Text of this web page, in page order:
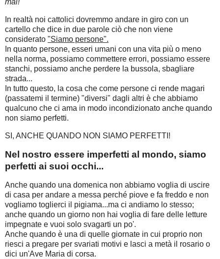
mai!"
In realtà noi cattolici dovremmo andare in giro con un
cartello che dice in due parole ciò che non viene
considerato "Siamo persone".
In quanto persone, esseri umani con una vita più o meno
nella norma, possiamo commettere errori, possiamo essere
stanchi, possiamo anche perdere la bussola, sbagliare
strada...
In tutto questo, la cosa che come persone ci rende magari
(passatemi il termine) "diversi" dagli altri è che abbiamo
qualcuno che ci ama in modo incondizionato anche quando
non siamo perfetti.
SI, ANCHE QUANDO NON SIAMO PERFETTI!
Nel nostro essere imperfetti al mondo, siamo
perfetti ai suoi occhi...
Anche quando una domenica non abbiamo voglia di uscire
di casa per andare a messa perché piove e fa freddo e non
vogliamo toglierci il pigiama...ma ci andiamo lo stesso;
anche quando un giorno non hai voglia di fare delle letture
impegnate e vuoi solo svagarti un po'.
Anche quando è una di quelle giornate in cui proprio non
riesci a pregare per svariati motivi e lasci a metà il rosario o
dici un'Ave Maria di corsa.